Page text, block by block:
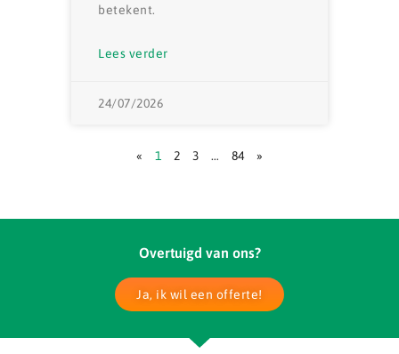
betekent.
Lees verder
24/07/2026
« 1 2 3 … 84 »
Overtuigd van ons?
Ja, ik wil een offerte!